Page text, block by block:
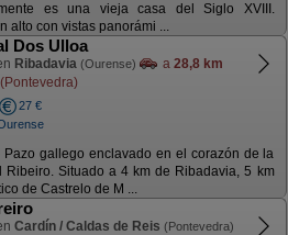
es una vieja casa del Siglo XVIII.
alto con vistas panorámi ...
Dos Ulloa
Ribadavia (Ourense) a 28,8 km
27 €
Pazo gallego enclavado en el corazón de la
Ribeiro. Situado a 4 km de Ribadavia, 5 km
de Castrelo de M ...
Cardín / Caldas de Reis (Pontevedra)